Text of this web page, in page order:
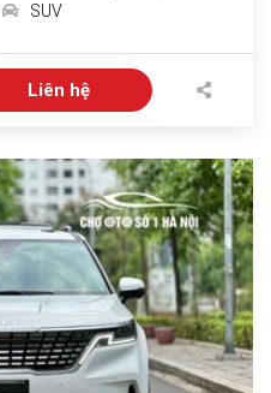
SUV
Liên hệ